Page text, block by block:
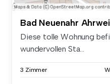
Bad Neuenahr
Diese tolle Wohnung
wundervollen Sta...
3 Zimmer